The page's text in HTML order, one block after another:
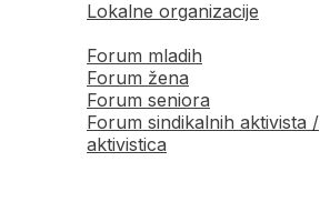
Lokalne organizacije
Forum mladih
Forum žena
Forum seniora
Forum sindikalnih aktivista /
aktivistica